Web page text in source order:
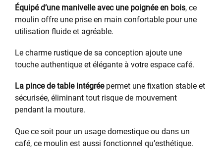
Équipé d’une manivelle avec une poignée en bois, ce
moulin offre une prise en main confortable pour une
utilisation fluide et agréable.
Le charme rustique de sa conception ajoute une
touche authentique et élégante à votre espace café.
La pince de table intégréepermet une fixation stable et
sécurisée, éliminant tout risque de mouvement
pendant la mouture.
Que ce soit pour un usage domestique ou dans un
café, ce moulin est aussi fonctionnel qu’esthétique.